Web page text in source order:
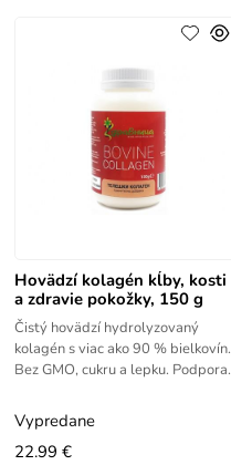
Hovädzí kolagén kĺby, kosti
a zdravie pokožky, 150 g
Čistý hovädzí hydrolyzovaný
kolagén s viac ako 90 % bielkovín.
Bez GMO, cukru a lepku. Podpora
vlasov a nechtov.
Vypredane
22.99 €